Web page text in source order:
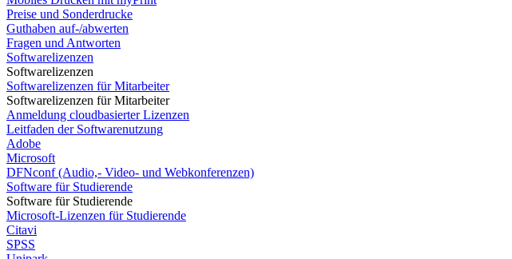
Preise und Sonderdrucke
Guthaben auf-/abwerten
Fragen und Antworten
Softwarelizenzen
Softwarelizenzen
Softwarelizenzen für Mitarbeiter
Softwarelizenzen für Mitarbeiter
Anmeldung cloudbasierter Lizenzen
Leitfaden der Softwarenutzung
Adobe
Microsoft
DFNconf (Audio,- Video- und Webkonferenzen)
Software für Studierende
Software für Studierende
Microsoft-Lizenzen für Studierende
Citavi
SPSS